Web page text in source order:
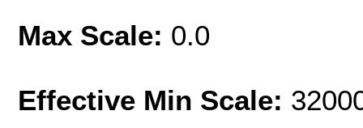
Max Scale: 0.0
Effective Min Scale: